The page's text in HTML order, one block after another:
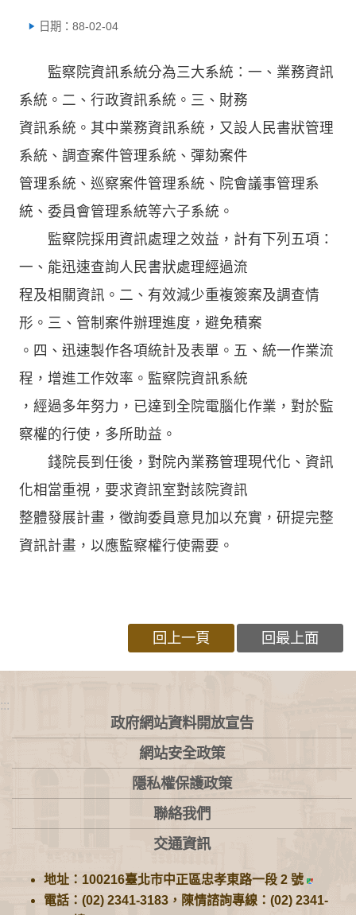
日期：88-02-04
監察院資訊系統分為三大系統：一、業務資訊
系統。二、行政資訊系統。三、財務
資訊系統。其中業務資訊系統，又設人民書狀管理
系統、調查案件管理系統、彈劾案件
管理系統、巡察案件管理系統、院會議事管理系
統、委員會管理系統等六子系統。
監察院採用資訊處理之效益，計有下列五項：
一、能迅速查詢人民書狀處理經過流
程及相關資訊。二、有效減少重複簽案及調查情
形。三、管制案件辦理進度，避免積案
。四、迅速製作各項統計及表單。五、統一作業流
程，增進工作效率。監察院資訊系統
，經過多年努力，已達到全院電腦化作業，對於監
察權的行使，多所助益。
錢院長到任後，對院內業務管理現代化、資訊
化相當重視，要求資訊室對該院資訊
整體發展計畫，徵詢委員意見加以充實，研提完整
資訊計畫，以應監察權行使需要。
回上一頁 回最上面
:::
政府網站資料開放宣告
網站安全政策
隱私權保護政策
聯絡我們
交通資訊
地址：100216臺北市中正區忠孝東路一段 2 號
電話：(02) 2341-3183，陳情諮詢專線：(02) 2341-